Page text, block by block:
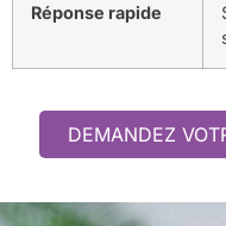
Réponse rapide
DEMANDEZ